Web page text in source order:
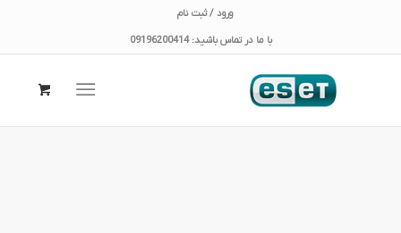
ورود / ثبت نام
با ما در تماس باشید: 09196200414